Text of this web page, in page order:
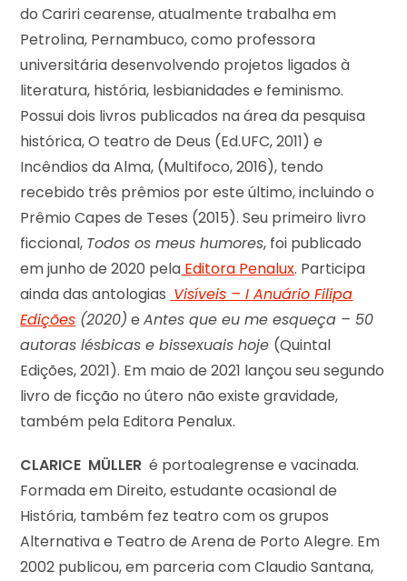
do Cariri cearense, atualmente trabalha em
Petrolina, Pernambuco, como professora
universitária desenvolvendo projetos ligados à
literatura, história, lesbianidades e feminismo.
Possui dois livros publicados na área da pesquisa
histórica, O teatro de Deus (Ed.UFC, 2011) e
Incêndios da Alma, (Multifoco, 2016), tendo
recebido três prêmios por este último, incluindo o
Prêmio Capes de Teses (2015). Seu primeiro livro
ficcional, Todos os meus humores, foi publicado
em junho de 2020 pela Editora Penalux. Participa
ainda das antologias Visíveis – I Anuário Filipa
Edições (2020) eAntes que eu me esqueça – 50
autoras lésbicas e bissexuais hoje (Quintal
Edições, 2021). Em maio de 2021 lançou seu segundo
livro de ficção no útero não existe gravidade,
também pela Editora Penalux.
CLARICE MÜLLER é portoalegrense e vacinada.
Formada em Direito, estudante ocasional de
História, também fez teatro com os grupos
Alternativa e Teatro de Arena de Porto Alegre. Em
2002 publicou, em parceria com Claudio Santana,